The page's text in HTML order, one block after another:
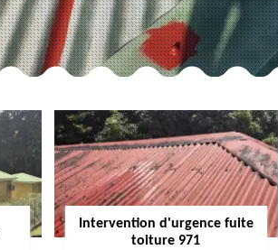
Intervention d'urgence fuite
toiture 971